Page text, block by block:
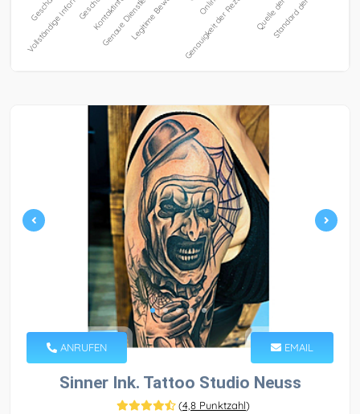
ANRUFEN EMAIL
Sinner Ink. Tattoo Studio Neuss
(4,8 Punktzahl)